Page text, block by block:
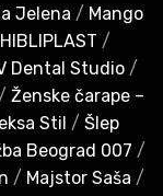
Jelena / Mango
/
Dental Studio/
/ Ženske čarape –
Stil / Šlep
Beograd 007 /
/ Majstor Saša /